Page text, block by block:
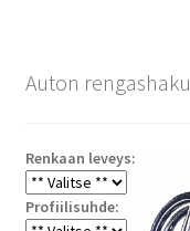
Auton rengashaku
Renkaan leveys:
Profiilisuhde: